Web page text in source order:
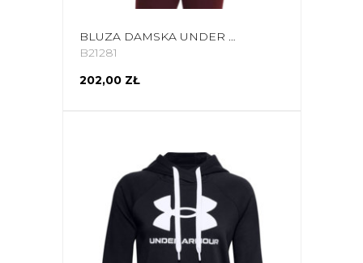
BLUZA DAMSKA UNDER ARMOUR RIVAL FLEECE LOGO HOODIE BORDOWA 1356318 690
B21281
202,00 ZŁ